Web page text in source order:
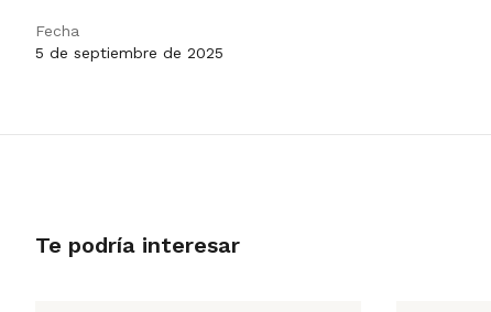
Fecha
5 de septiembre de 2025
Te podría interesar